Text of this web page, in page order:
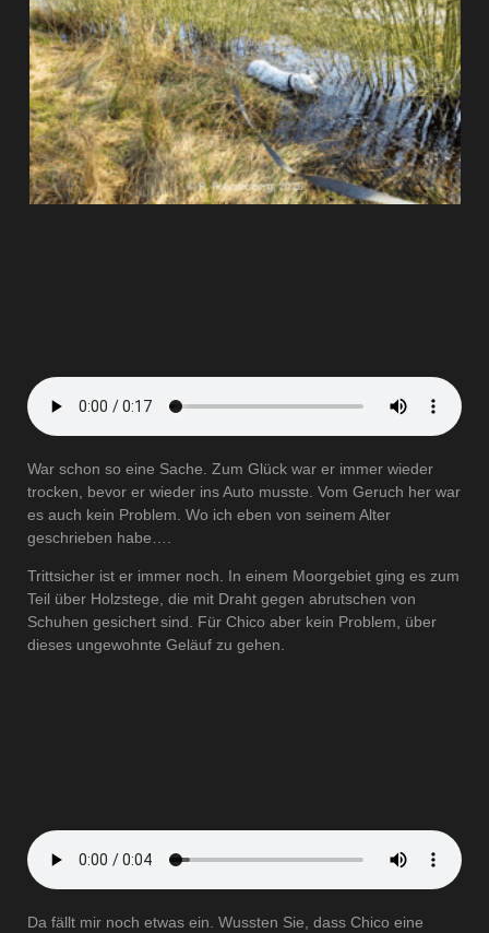
War schon so eine Sache. Zum Glück war er immer wieder
trocken, bevor er wieder ins Auto musste. Vom Geruch her war
es auch kein Problem. Wo ich eben von seinem Alter
geschrieben habe….
Trittsicher ist er immer noch. In einem Moorgebiet ging es zum
Teil über Holzstege, die mit Draht gegen abrutschen von
Schuhen gesichert sind. Für Chico aber kein Problem, über
dieses ungewohnte Geläuf zu gehen.
Da fällt mir noch etwas ein. Wussten Sie, dass Chico eine